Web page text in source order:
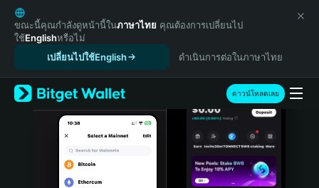
English
日本語
Tiếng Việt
Español (Latinoamérica)
Türkçe
Italiano
ขณะนี้คุณกำลังดูหน้านี้ในภาษาไทย คุณต้องการเปลี่ยนไป
ใช้Englishหรือไม่
เปลี่ยนไปใช้English
ดำเนินการต่อในภาษาไทย
ดาวน์โหลดเลย